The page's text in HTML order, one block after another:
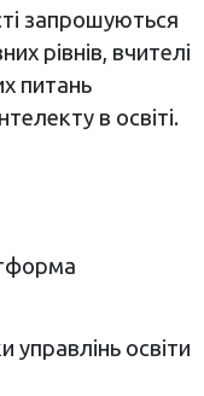
запрошуються
рівнів, вчителі
питань
в освіті.
управлінь освіти